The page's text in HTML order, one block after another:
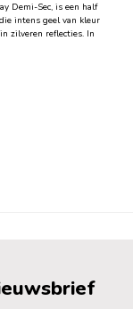
Demi-Sec, is een half
intens geel van kleur
zilveren reflecties. In
zowel bloemig als